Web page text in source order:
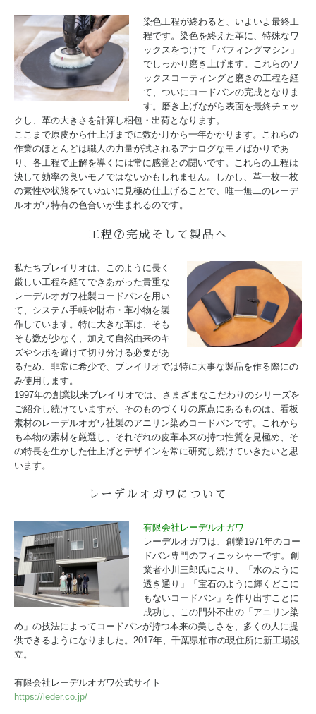
染色工程が終わると、いよいよ最終工
程です。染色を終えた革に、特殊なワ
ックスをつけて「バフィングマシン」
でしっかり磨き上げます。これらのワ
ックスコーティングと磨きの工程を経
て、ついにコードバンの完成となりま
す。磨き上げながら表面を最終チェッ
クし、革の大きさを計算し梱包・出荷となります。
ここまで原皮から仕上げまでに数か月から一年かかります。これらの
作業のほとんどは職人の力量が試されるアナログなモノばかりであ
り、各工程で正解を導くには常に感覚との闘いです。これらの工程は
決して効率の良いモノではないかもしれません。しかし、革一枚一枚
の素性や状態をていねいに見極め仕上げることで、唯一無二のレーデ
ルオガワ特有の色合いが生まれるのです。
工程⑦完成そして製品へ
私たちブレイリオは、このように長く
厳しい工程を経てできあがった貴重な
レーデルオガワ社製コードバンを用い
て、システム手帳や財布・革小物を製
作しています。特に大きな革は、そも
そも数が少なく、加えて自然由来のキ
ズやシボを避けて切り分ける必要があ
るため、非常に希少で、ブレイリオでは特に大事な製品を作る際にの
み使用します。
1997年の創業以来ブレイリオでは、さまざまなこだわりのシリーズを
ご紹介し続けていますが、そのものづくりの原点にあるものは、看板
素材のレーデルオガワ社製のアニリン染めコードバンです。これから
も本物の素材を厳選し、それぞれの皮革本来の持つ性質を見極め、そ
の特長を生かした仕上げとデザインを常に研究し続けていきたいと思
います。
レーデルオガワについて
有限会社レーデルオガワ
レーデルオガワは、創業1971年のコー
ドバン専門のフィニッシャーです。創
業者小川三郎氏により、「水のように
透き通り」「宝石のように輝くどこに
もないコードバン」を作り出すことに
成功し、この門外不出の「アニリン染
め」の技法によってコードバンが持つ本来の美しさを、多くの人に提
供できるようになりました。2017年、千葉県柏市の現住所に新工場設
立。
有限会社レーデルオガワ公式サイト
https://leder.co.jp/